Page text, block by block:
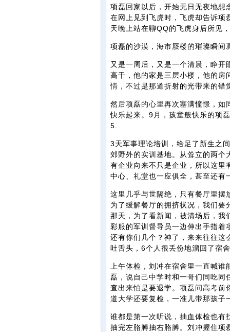
项磊回家以后，开始无日无夜地想
在网上见到飞虎时，飞虎却告诉项
天晚上站在聊QQ的飞虎身后所见
项磊的沙漠，海市蜃楼的璀璨瞬间
又是一周后，又是一个清晨，睁
高干，他的家是三层小楼，他的房
情 ，不过是那道折射的光带来的错
然后项磊的心里再次塞满憧憬，如
快乐起来。9月，孩童般快乐的项
5.
3天军事理论培训，给足了新生之
郊野外的实训基地。从耸立的两个
有企业向来不只是企业，所以这里
中心、礼堂也一应俱全，甚至还有
这里几乎与世隔绝，只有餐厅里摆
为了缓解餐厅的拥挤状况，我们
那天，为了看新闻，被清场后，
彩服的军训督导员一边伸出手指着
还有你们几个？神了，来来往往这
吐舌头，6个人很丢份地溜回了宿
上午体检，刘冲在宿舍里一直喊
磊，说自己中学时和一哥们同吃
查出来怕是要退学。项磊问高考前
道大学还要复检，一准儿带那孩子
谁都是第一次听说，抽血体检也有
抽完左胳膊抽右胳膊。刘冲握住项